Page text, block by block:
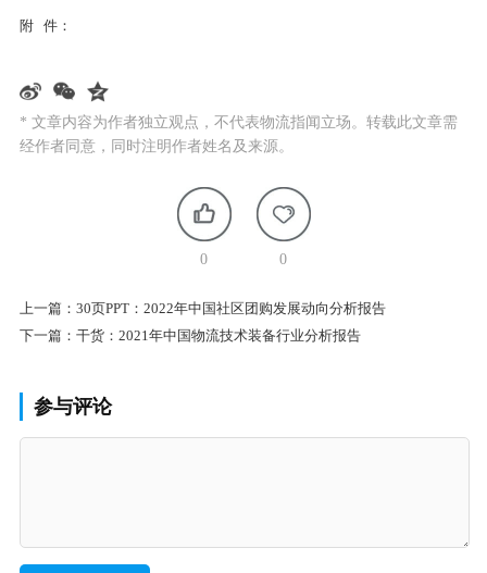
附 件：
* 文章内容为作者独立观点，不代表物流指闻立场。转载此文章需
经作者同意，同时注明作者姓名及来源。
0 0
上一篇： 30页PPT：2022年中国社区团购发展动向分析报告
下一篇： 干货：2021年中国物流技术装备行业分析报告
参与评论